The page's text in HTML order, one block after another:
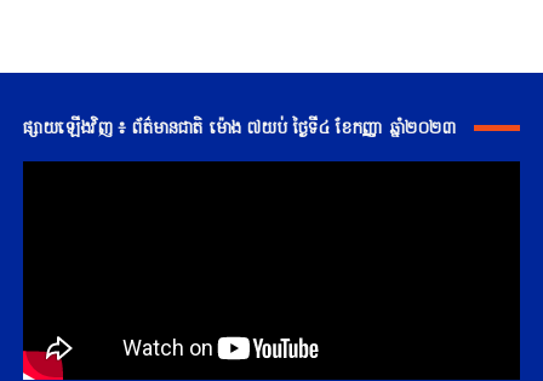
ផ្សាយឡើងវិញ ៖ ព័ត៌មានជាតិ ម៉ោង ៧យប់ ថ្ងៃទី៤ ខែកញ្ញា ឆ្នាំ២០២៣